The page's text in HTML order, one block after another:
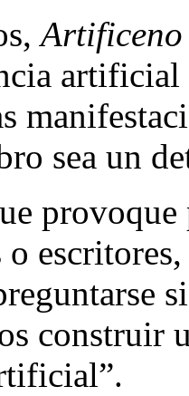
Artificeno
sea un
provoque
o
construir